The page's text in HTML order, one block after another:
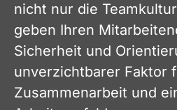
nicht nur die
geben Ihren
Sicherheit und
unverzichtbarer Faktor
Zusammenarbeit und